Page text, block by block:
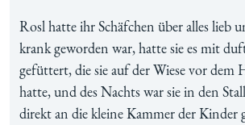
Rosl hatte ihr Schäfchen über alles lieb
krank geworden war, hatte sie es mit
gefüttert, die sie auf der Wiese vor dem
hatte, und des Nachts war sie in den
direkt an die kleine Kammer der Kinder